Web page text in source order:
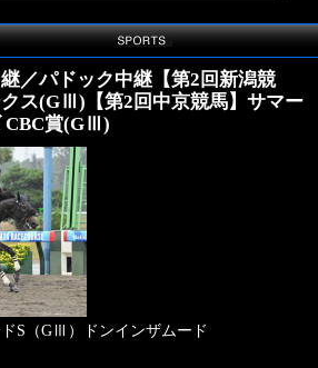
／パドック中継【第2回新潟競
ス(GⅢ)【第2回中京競馬】サマー
CBC賞(GⅢ)
S（GⅢ）ドンインザムード